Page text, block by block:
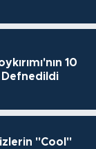
10
Defnedildi
"Cool"